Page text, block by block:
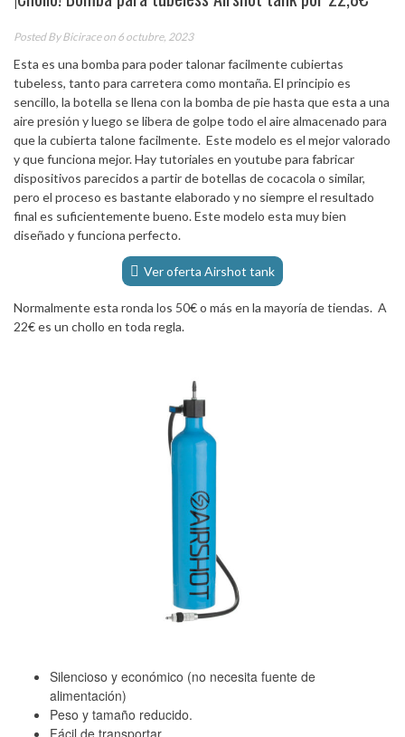
Posted ByBiciraceon 6 octubre, 2023
Esta es una bomba para poder talonar facilmente cubiertas
tubeless, tanto para carretera como montaña. El principio es
sencillo, la botella se llena con la bomba de pie hasta que esta a una
aire presión y luego se libera de golpe todo el aire almacenado para
que la cubierta talone facilmente. Este modelo es el mejor valorado
y que funciona mejor. Hay tutoriales en youtube para fabricar
dispositivos parecidos a partir de botellas de cocacola o similar,
pero el proceso es bastante elaborado y no siempre el resultado
final es suficientemente bueno. Este modelo esta muy bien
diseñado y funciona perfecto.
Ver oferta Airshot tank
Normalmente esta ronda los 50€ o más en la mayoría de tiendas. A
22€ es un chollo en toda regla.
Silencioso y económico (no necesita fuente de
alimentación)
Peso y tamaño reducido.